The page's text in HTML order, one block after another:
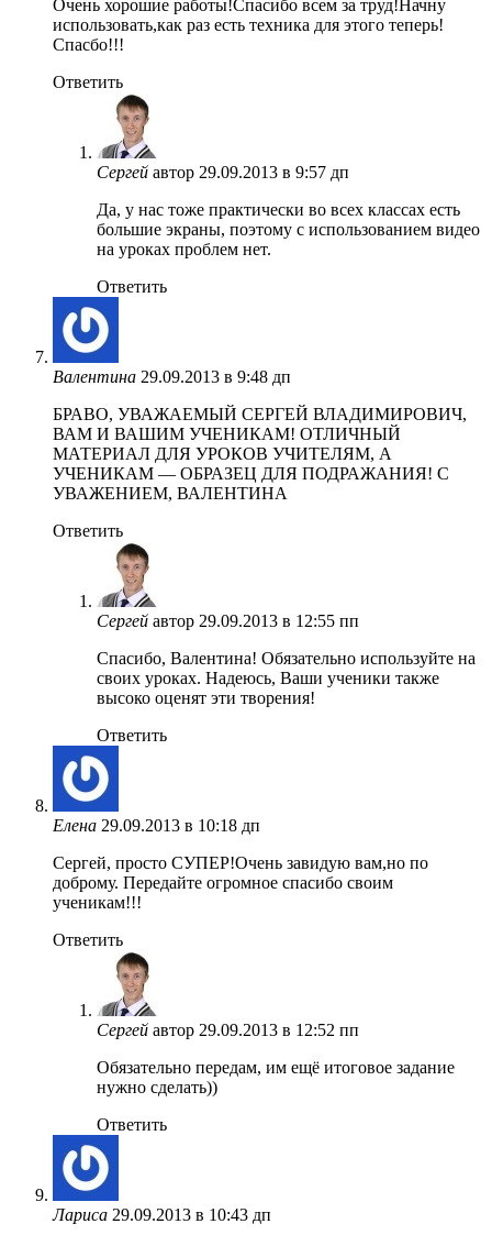
Очень хорошие работы!Спасибо всем за труд!Начну
использовать,как раз есть техника для этого теперь!
Спасбо!!!
Ответить
Сергей автор 29.09.2013 в 9:57 дп
Да, у нас тоже практически во всех классах есть
большие экраны, поэтому с использованием видео
на уроках проблем нет.
Ответить
Валентина 29.09.2013 в 9:48 дп
БРАВО, УВАЖАЕМЫЙ СЕРГЕЙ ВЛАДИМИРОВИЧ,
ВАМ И ВАШИМ УЧЕНИКАМ! ОТЛИЧНЫЙ
МАТЕРИАЛ ДЛЯ УРОКОВ УЧИТЕЛЯМ, А
УЧЕНИКАМ — ОБРАЗЕЦ ДЛЯ ПОДРАЖАНИЯ! С
УВАЖЕНИЕМ, ВАЛЕНТИНА
Ответить
Сергей автор 29.09.2013 в 12:55 пп
Спасибо, Валентина! Обязательно используйте на
своих уроках. Надеюсь, Ваши ученики также
высоко оценят эти творения!
Ответить
Елена 29.09.2013 в 10:18 дп
Сергей, просто СУПЕР!Очень завидую вам,но по
доброму. Передайте огромное спасибо своим
ученикам!!!
Ответить
Сергей автор 29.09.2013 в 12:52 пп
Обязательно передам, им ещё итоговое задание
нужно сделать))
Ответить
Лариса 29.09.2013 в 10:43 дп